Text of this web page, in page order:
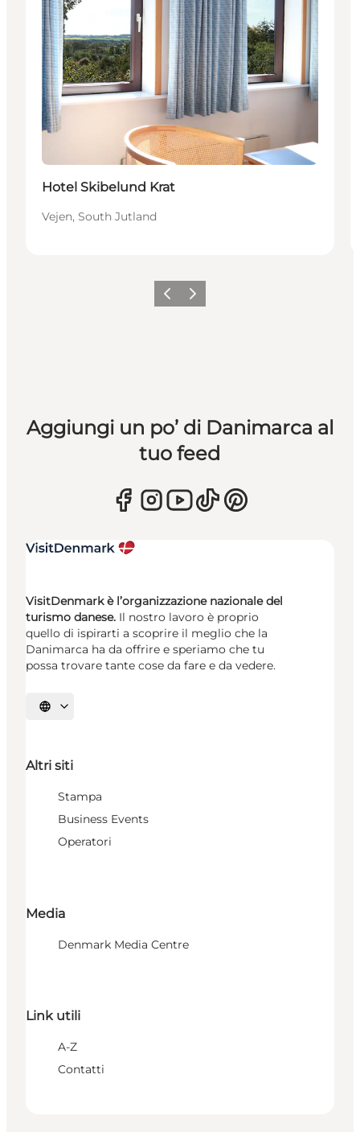
Hotel Skibelund Krat
Vejen, South Jutland
Precedente
Avanti
Aggiungi un po’ di Danimarca al
tuo feed
VisitDenmark è l’organizzazione nazionale del
turismo danese. Il nostro lavoro è proprio
quello di ispirarti a scoprire il meglio che la
Danimarca ha da offrire e speriamo che tu
possa trovare tante cose da fare e da vedere.
Seleziona la lingua
Altri siti
Stampa
Business Events
Operatori
Media
Denmark Media Centre
Link utili
A-Z
Contatti